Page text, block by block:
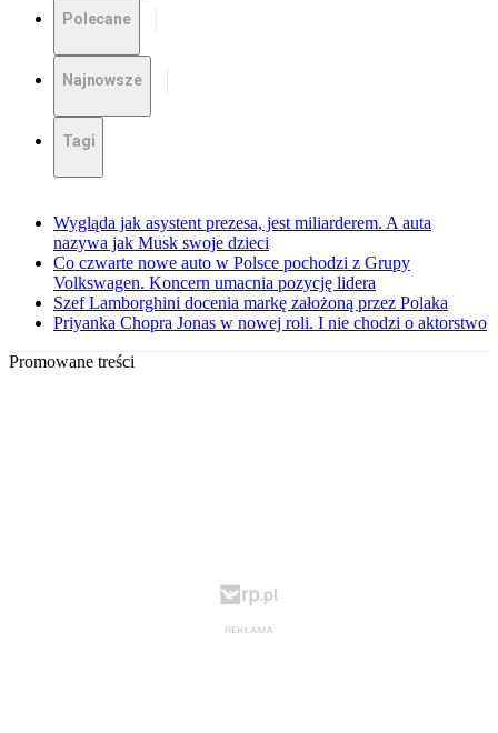
Polecane
Najnowsze
Tagi
Wygląda jak asystent prezesa, jest miliarderem. A auta
nazywa jak Musk swoje dzieci
Co czwarte nowe auto w Polsce pochodzi z Grupy
Volkswagen. Koncern umacnia pozycję lidera
Szef Lamborghini docenia markę założoną przez Polaka
Priyanka Chopra Jonas w nowej roli. I nie chodzi o aktorstwo
Promowane treści